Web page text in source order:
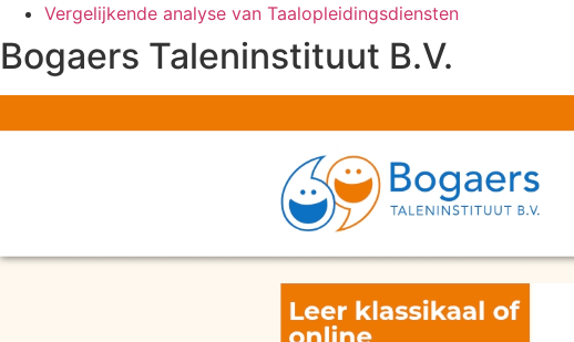
Vergelijkende analyse van Taalopleidingsdiensten
Bogaers Taleninstituut B.V.